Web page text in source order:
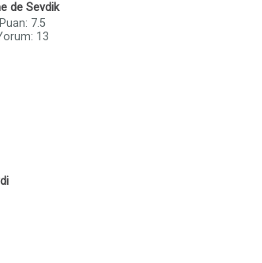
de Sevdik
Puan: 7.5
13